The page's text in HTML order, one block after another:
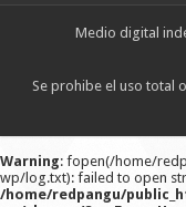
Medio digital
Se prohibe el uso total
Warning: fopen(/home/
wp/log.txt): failed to open
/home/redpangu/